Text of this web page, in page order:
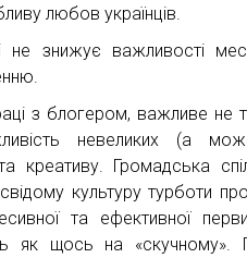
любов українців.
не знижує важливості
з блогером, важливе не
невеликих (а
креативу. Громадська
культуру турботи
та ефективної
як щось на «скучному».